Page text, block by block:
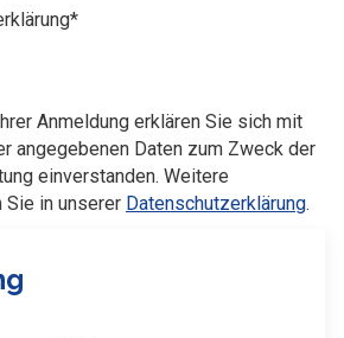
Anmeldung erklären Sie sich mit
angegebenen Daten zum Zweck der
einverstanden. Weitere
Sie in unserer Datenschutzerklärung.